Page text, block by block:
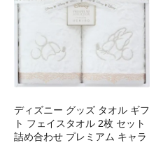
ディズニー グッズ タオル ギフ
ト フェイスタオル 2枚 セット
詰め合わせ プレミアム キャラ